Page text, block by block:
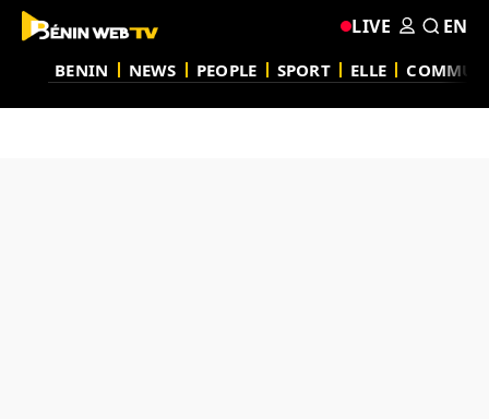
BENIN NEWS PEOPLE SPORT ELLE
LIVE EN